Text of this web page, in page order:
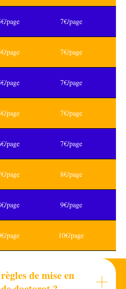
page 7€/page
page 7€/page
page 7€/page
page 7€/page
page 7€/page
page 8€/page
page 9€/page
page 10€/page
de mise en